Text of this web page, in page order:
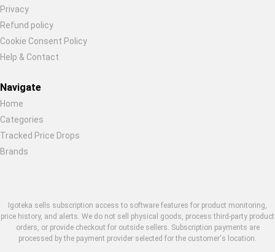
Privacy
Refund policy
Cookie Consent Policy
Help & Contact
Navigate
Home
Categories
Tracked Price Drops
Brands
Igoteka sells subscription access to software features for product monitoring,
price history, and alerts. We do not sell physical goods, process third-party product
orders, or provide checkout for outside sellers. Subscription payments are
processed by the payment provider selected for the customer's location.